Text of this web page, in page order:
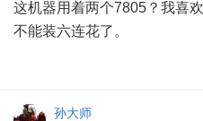
这机器用着两个7805？我喜
不能装六连花了。
孙大师